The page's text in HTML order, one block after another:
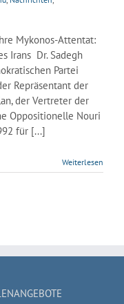
Mykonos-Attentat:
Irans Dr. Sadegh
Partei
Repräsentant der
der Vertreter der
Oppositionelle Nouri
für [...]
Weiterlesen